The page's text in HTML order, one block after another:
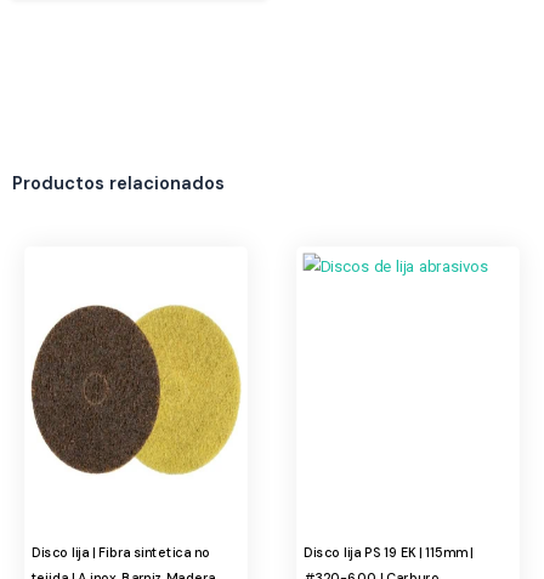
Productos relacionados
Disco lija | Fibra sintetica no Disco lija PS 19 EK | 115mm |